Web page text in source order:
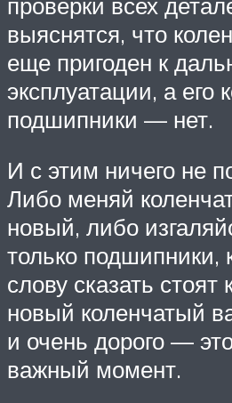
выяснятся, что
еще пригоден к
эксплуатации, а его
подшипники — нет.
И с этим ничего не
Либо меняй
новый, либо
только подшипники,
слову сказать стоят
новый коленчатый
и очень дорого —
важный момент.